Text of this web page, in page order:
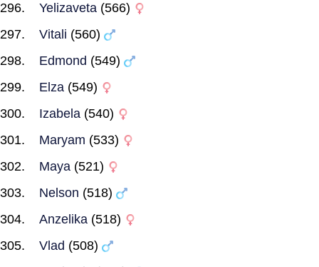
Yelizaveta (566)
Vitali (560)
Edmond (549)
Elza (549)
Izabela (540)
Maryam (533)
Maya (521)
Nelson (518)
Anzelika (518)
Vlad (508)